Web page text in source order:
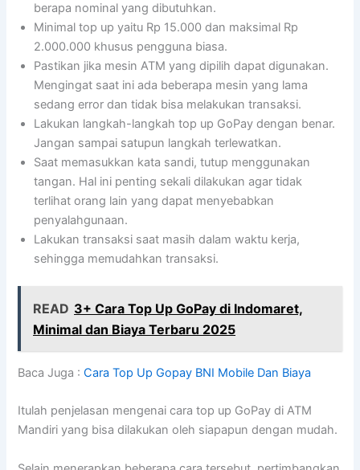
berapa nominal yang dibutuhkan.
Minimal top up yaitu Rp 15.000 dan maksimal Rp
2.000.000 khusus pengguna biasa.
Pastikan jika mesin ATM yang dipilih dapat digunakan.
Mengingat saat ini ada beberapa mesin yang lama
sedang error dan tidak bisa melakukan transaksi.
Lakukan langkah-langkah top up GoPay dengan benar.
Jangan sampai satupun langkah terlewatkan.
Saat memasukkan kata sandi, tutup menggunakan
tangan. Hal ini penting sekali dilakukan agar tidak
terlihat orang lain yang dapat menyebabkan
penyalahgunaan.
Lakukan transaksi saat masih dalam waktu kerja,
sehingga memudahkan transaksi.
READ 3+ Cara Top Up GoPay di Indomaret,
Minimal dan Biaya Terbaru 2025
Baca Juga :Cara Top Up Gopay BNI Mobile Dan Biaya
Itulah penjelasan mengenai cara top up GoPay di ATM
Mandiri yang bisa dilakukan oleh siapapun dengan mudah.